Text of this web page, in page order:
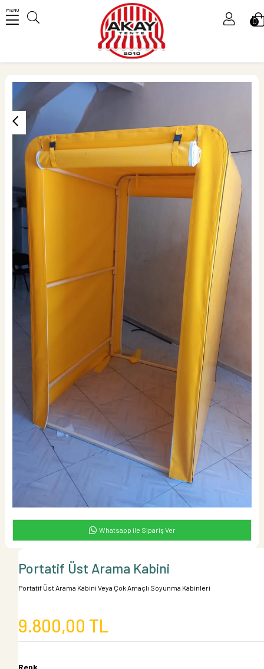
MENU
0
Whatsapp ile Sipariş Ver
Portatif Üst Arama Kabini
Portatif Üst Arama Kabini Veya Çok Amaçlı Soyunma Kabinleri
9.800,00 TL
Renk